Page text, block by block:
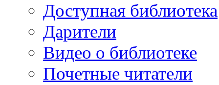
Доступная библиотека
Дарители
Видео о библиотеке
Почетные читатели